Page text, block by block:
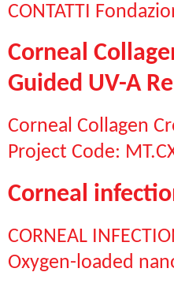
CONTATTI
Corneal
Guided UV-A
Corneal Collagen
Project Code:
Corneal
CORNEAL
Oxygen-loaded